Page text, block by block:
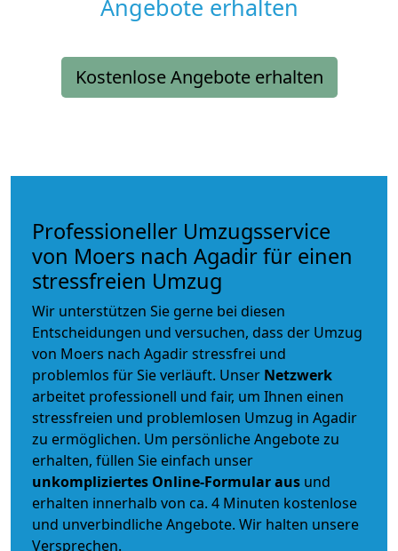
Angebote erhalten
Kostenlose Angebote erhalten
Professioneller Umzugsservice
von Moers nach Agadir für einen
stressfreien Umzug
Wir unterstützen Sie gerne bei diesen
Entscheidungen und versuchen, dass der Umzug
von Moers nach Agadir stressfrei und
problemlos für Sie verläuft. Unser Netzwerk
arbeitet professionell und fair, um Ihnen einen
stressfreien und problemlosen Umzug in Agadir
zu ermöglichen. Um persönliche Angebote zu
erhalten, füllen Sie einfach unser
unkompliziertes Online-Formular aus und
erhalten innerhalb von ca. 4 Minuten kostenlose
und unverbindliche Angebote. Wir halten unsere
Versprechen.